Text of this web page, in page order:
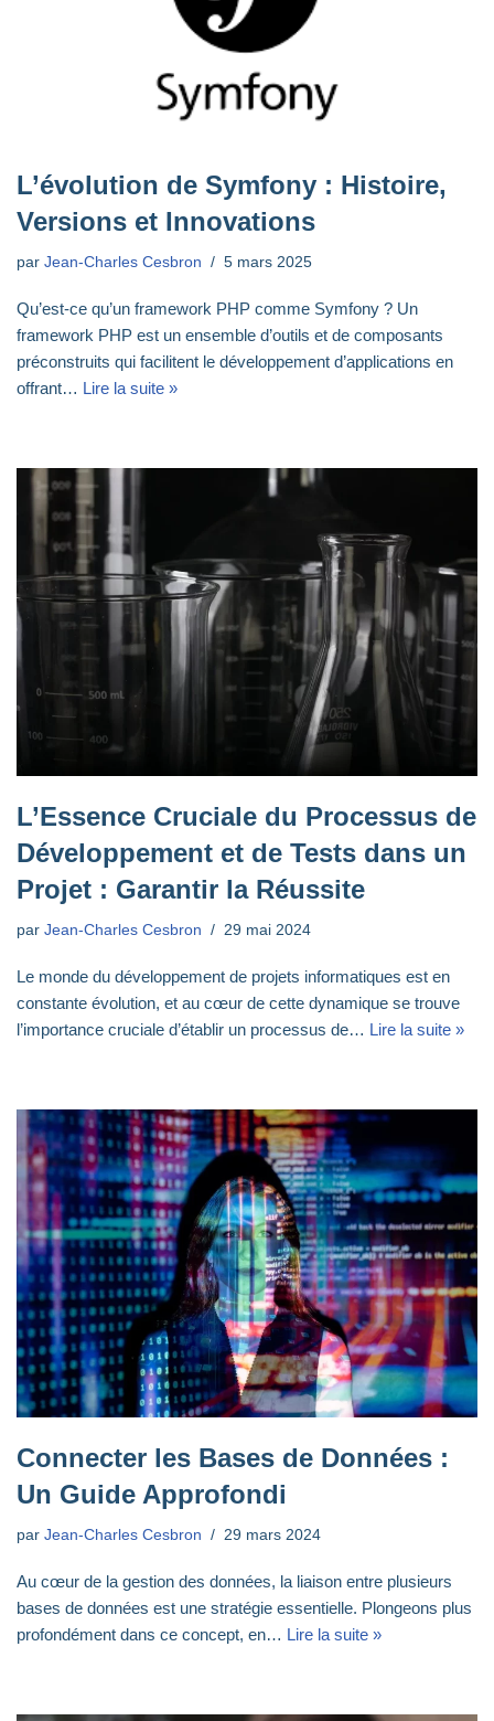
L’évolution de Symfony : Histoire,
Versions et Innovations
par Jean-Charles Cesbron 5 mars 2025
Qu’est-ce qu’un framework PHP comme Symfony ? Un
framework PHP est un ensemble d’outils et de composants
préconstruits qui facilitent le développement d’applications en
offrant… Lire la suite »
L’Essence Cruciale du Processus de
Développement et de Tests dans un
Projet : Garantir la Réussite
par Jean-Charles Cesbron 29 mai 2024
Le monde du développement de projets informatiques est en
constante évolution, et au cœur de cette dynamique se trouve
l’importance cruciale d’établir un processus de… Lire la suite »
Connecter les Bases de Données :
Un Guide Approfondi
par Jean-Charles Cesbron 29 mars 2024
Au cœur de la gestion des données, la liaison entre plusieurs
bases de données est une stratégie essentielle. Plongeons plus
profondément dans ce concept, en… Lire la suite »